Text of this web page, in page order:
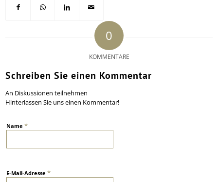
0
KOMMENTARE
Schreiben Sie einen Kommentar
An Diskussionen teilnehmen
Hinterlassen Sie uns einen Kommentar!
Name*
E-Mail-Adresse*